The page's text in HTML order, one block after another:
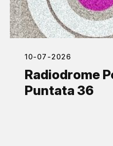
10-07-2026
Radiodrome
Puntata 36